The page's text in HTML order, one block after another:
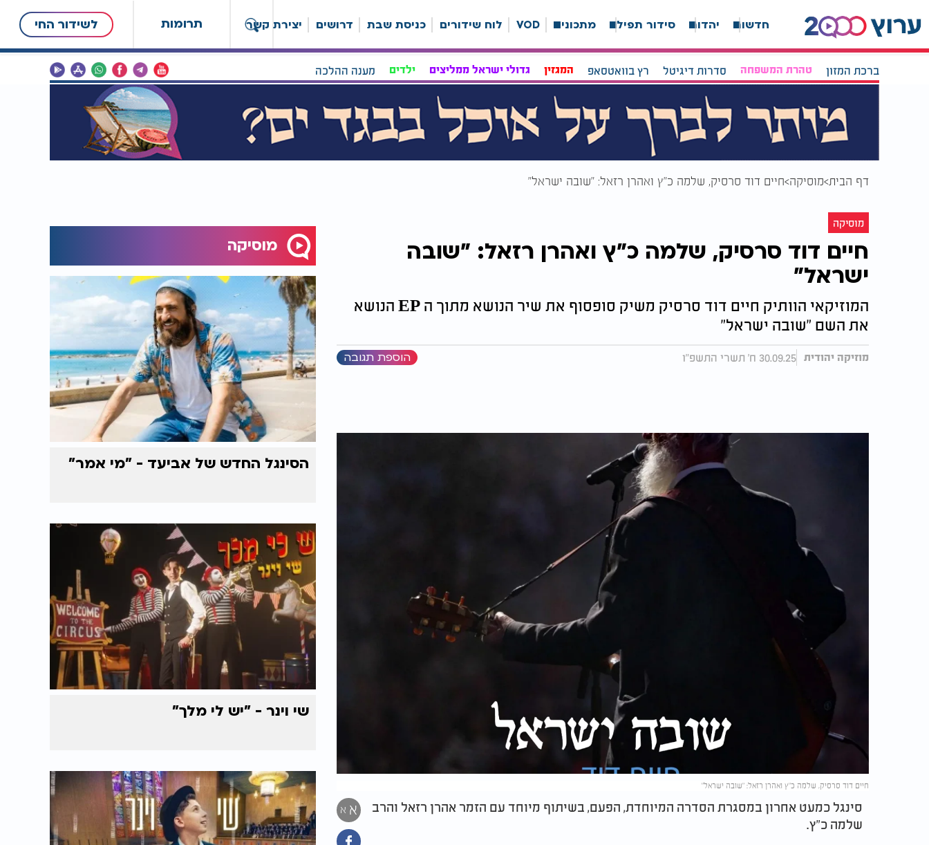
תרומות לשידור החי חדשות יהדות סידור תפילה מתכונים VOD לוח שידורים כניסת שבת דרושים יצירת קשר
ברכת המזון טהרת המשפחה סדרות דיגיטל רץ בוואטסאפ המגזין גדולי ישראל ממליצים ילדים מענה ההלכה
דף הבית מוסיקה חיים דוד סרסיק, שלמה כ"ץ ואהרן רזאל: "שובה ישראל"
מוסיקה
חיים דוד סרסיק, שלמה כ"ץ ואהרן רזאל: "שובה
ישראל"
המוזיקאי הוותיק חיים דוד סרסיק משיק סופסוף את שיר הנושא מתוך ה EP הנושא
את השם "שובה ישראל"
מוזיקה יהודית 30.09.25 ח' תשרי התשפ"ו הוספת תגובה
חיים דוד סרסיק, שלמה כ"ץ ואהרן רזאל: "שובה ישראל"
א א
סינגל כמעט אחרון במסגרת הסדרה המיוחדת, הפעם, בשיתוף מיוחד עם הזמר אהרן רזאל והרב
שלמה כ"ץ.
מוסיקה
הסינגל החדש של אביעד - "מי אמר"
שי וינר - "יש לי מלך"